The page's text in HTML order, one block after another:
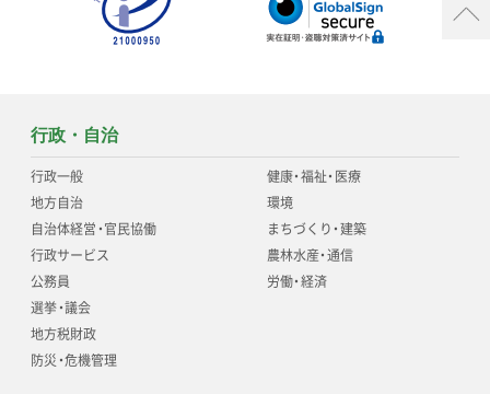
行政・自治
行政一般
地方自治
自治体経営・官民協働
行政サービス
公務員
選挙・議会
地方税財政
防災・危機管理
健康・福祉・医療
環境
まちづくり・建築
農林水産・通信
労働・経済